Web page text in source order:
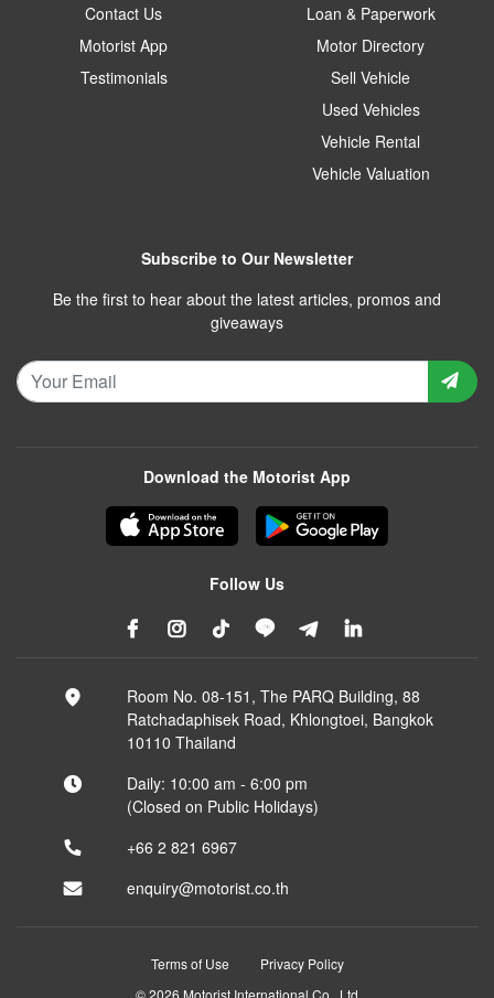
Contact Us
Motorist App
Testimonials
Loan & Paperwork
Motor Directory
Sell Vehicle
Used Vehicles
Vehicle Rental
Vehicle Valuation
Subscribe to Our Newsletter
Be the first to hear about the latest articles, promos and
giveaways
Download the Motorist App
Follow Us
Room No. 08-151, The PARQ Building, 88
Ratchadaphisek Road, Khlongtoei, Bangkok
10110 Thailand
Daily: 10:00 am - 6:00 pm
(Closed on Public Holidays)
+66 2 821 6967
enquiry@motorist.co.th
Terms of Use
Privacy Policy
© 2026 Motorist International Co., Ltd